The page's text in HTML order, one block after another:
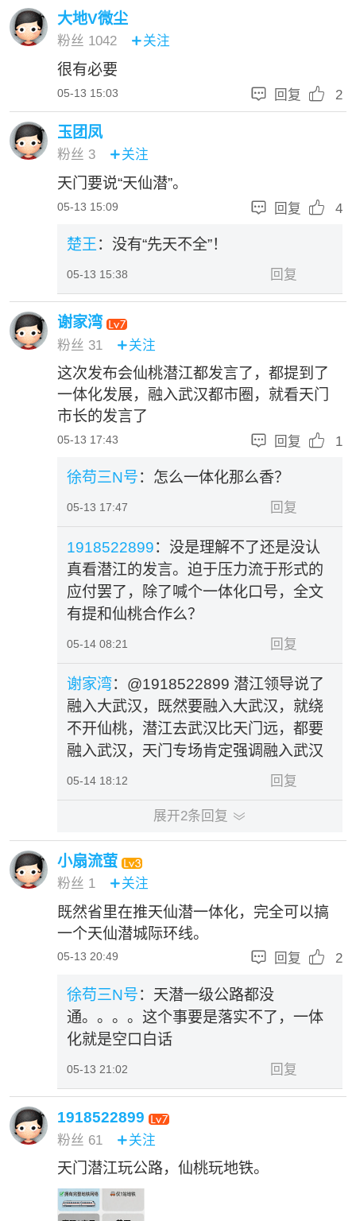
大地V微尘
粉丝 1042 关注
很有必要
05-13 15:03  回复  2
玉团凤
粉丝 3 关注
天门要说“天仙潜”。
05-13 15:09  回复  4
楚王 ：没有“先天不全”！
05-13 15:38 回复
谢家湾
粉丝 31 关注
这次发布会仙桃潜江都发言了，都提到了
一体化发展，融入武汉都市圈，就看天门
市长的发言了
05-13 17:43  回复  1
徐苟三N号：怎么一体化那么香？
05-13 17:47 回复
1918522899：没是理解不了还是没认
真看潜江的发言。迫于压力流于形式的
应付罢了，除了喊个一体化口号，全文
有提和仙桃合作么？
05-14 08:21 回复
谢家湾：@1918522899 潜江领导说了
融入大武汉，既然要融入大武汉，就绕
不开仙桃，潜江去武汉比天门远，都要
融入武汉，天门专场肯定强调融入武汉
05-14 18:12 回复
展开2条回复 
小扇流萤
粉丝 1 关注
既然省里在推天仙潜一体化，完全可以搞
一个天仙潜城际环线。
05-13 20:49  回复  2
徐苟三N号：天潜一级公路都没
通。。。。这个事要是落实不了，一体
化就是空口白话
05-13 21:02 回复
1918522899
粉丝 61 关注
天门潜江玩公路，仙桃玩地铁。